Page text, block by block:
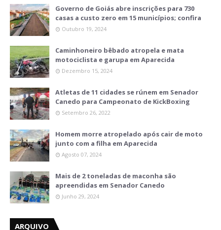
Governo de Goiás abre inscrições para 730
casas a custo zero em 15 municípios; confira
Outubro 19, 2024
Caminhoneiro bêbado atropela e mata
motociclista e garupa em Aparecida
Dezembro 15, 2024
Atletas de 11 cidades se rúnem em Senador
Canedo para Campeonato de KickBoxing
Setembro 26, 2022
Homem morre atropelado após cair de moto
junto com a filha em Aparecida
Agosto 07, 2024
Mais de 2 toneladas de maconha são
apreendidas em Senador Canedo
Junho 29, 2024
ARQUIVO